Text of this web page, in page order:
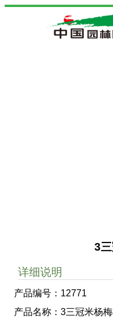
3
详细说明
产品编号：12771
产品名称：3三冠米杨